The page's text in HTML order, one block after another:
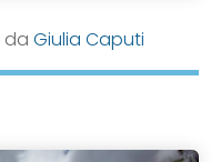
da Giulia Caputi